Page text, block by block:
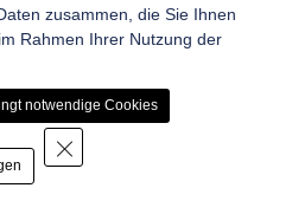
Datenschutz
zusammen, die Sie Ihnen
Rahmen Ihrer Nutzung der
notwendige Cookies